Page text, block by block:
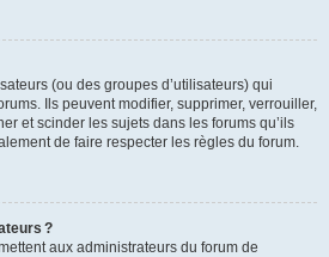
(ou des groupes d’utilisateurs) qui
Ils peuvent modifier, supprimer, verrouiller,
et scinder les sujets dans les forums qu’ils
de faire respecter les règles du forum.
?
aux administrateurs du forum de